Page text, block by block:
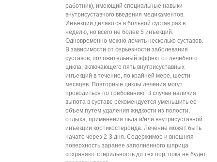
работник), имеющий специальные навыки
внутрисуставного введения медикаментов.
Инъекции делаются в больной сустав раз в
неделю, но всего не более 5 инъекций.
Одновременно можно лечить несколько суставов.
В зависимости от серьезности заболевания
суставов, положительный эффект от лечебного
цикла, включающего пять внутрисуставных
инъекций в течение, по крайней мере, шести
месяцев. Повторные циклы лечения могут
проводиться по требованию. В случае наличия
выпота в суставе рекомендуется уменьшить ее
объем путем удаления жидкости из полости,
отдыха, применения льда и/или внутрисуставной
инъекции кортикостероида. Лечение может быть
начато через 2-3 дня. Содержимое и внешняя
поверхность заранее заполненного шприца
сохраняют стерильность до тех пор, пока не будет